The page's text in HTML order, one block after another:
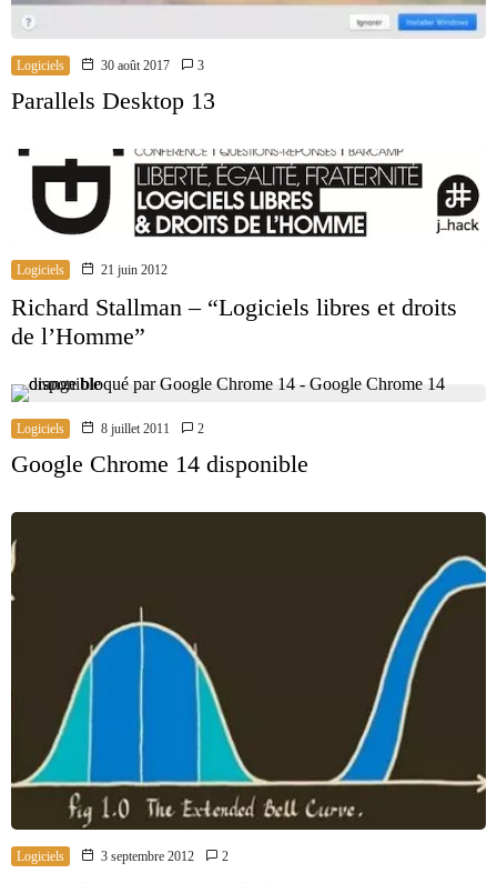
Logiciels 30 août 2017 3
Parallels Desktop 13
Logiciels 21 juin 2012
Richard Stallman – “Logiciels libres et droits
de l’Homme”
Logiciels 8 juillet 2011 2
Google Chrome 14 disponible
Logiciels 3 septembre 2012 2